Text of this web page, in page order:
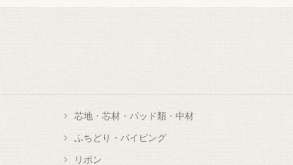
芯地・芯材・パッド類・中材
ふちどり・パイピング
リボン